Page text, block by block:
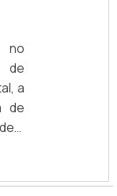
no
de
a
de